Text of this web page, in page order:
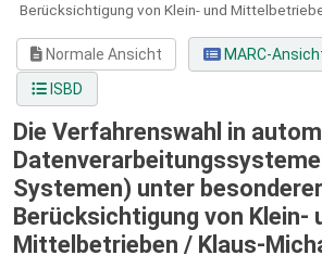
Berücksichtigung von Klein- und
Normale Ansicht
MARC-
ISBD
Die Verfahrenswahl in
Systemen) unter besonderer
Berücksichtigung von Klein-
Mittelbetrieben / Klaus-